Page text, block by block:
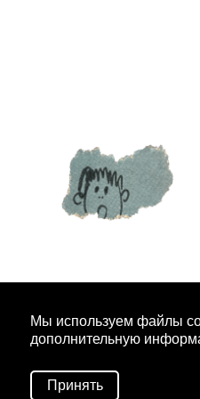
Мы используем файлы
дополнительную
Принять